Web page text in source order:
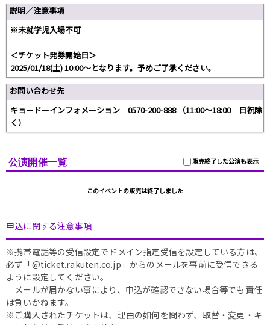
説明／注意事項
※未就学児入場不可
＜チケット発券開始日＞
2025/01/18(土) 10:00～となります。予めご了承ください。
お問い合わせ先
キョードーインフォメーション 0570-200-888 （11:00～18:00 日祝除
く）
販売終了した公演も表示
公演開催一覧
このイベントの販売は終了しました
申込に関する注意事項
※携帯電話等の受信設定でドメイン指定受信を設定している方は、
必ず「@ticket.rakuten.co.jp」からのメールを事前に受信できる
ように設定してください。
メールが届かない事により、申込が確認できない場合等でも責任
は負いかねます。
※ご購入されたチケットは、理由の如何を問わず、取替・変更・キ